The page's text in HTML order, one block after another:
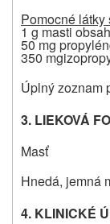
Pomocné
1 g masti
50 mg
350 mg
Úplný zoznam
3. LIEKOVÁ
Masť
Hnedá, jemná
4. KLINICKÉ